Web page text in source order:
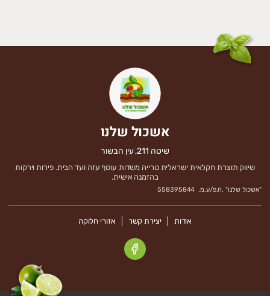
אשכול שלנו
שיטה 211, עין הבשור
שיווק תוצרת חקלאית ישראלית טרייה משדות עוטף עזה ועד הבית. פירות וירקות
בהזמנה אישית.
"אשכול שלנו" ,ח.פ/ע.מ. 558395844
אודות יצירת קשר אזורי חלוקה